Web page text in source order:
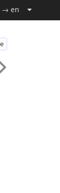
→ en